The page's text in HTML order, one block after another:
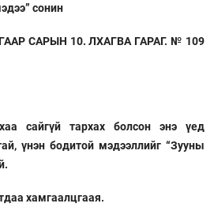
сонин
САРЫН 10. ЛХАГВА ГАРАГ. № 109
сайгүй тархах болсон энэ үед
үнэн бодитой мэдээллийг “Зууны
хамгаалцгаая.